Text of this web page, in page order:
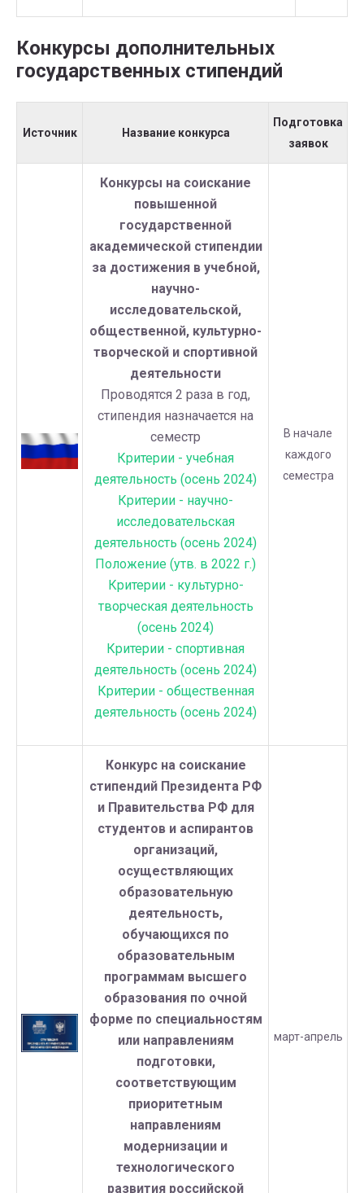
Конкурсы дополнительных
государственных стипендий
Источник Название конкурса
Подготовка
заявок
Конкурсы на соискание
повышенной
государственной
академической стипендии
за достижения в учебной,
научно-
исследовательской,
общественной, культурно-
творческой и спортивной
деятельности
Проводятся 2 раза в год,
стипендия назначается на
семестр
Критерии - учебная
деятельность (осень 2024)
Критерии - научно-
исследовательская
деятельность (осень 2024)
Положение (утв. в 2022 г.)
Критерии - культурно-
творческая деятельность
(осень 2024)
Критерии - спортивная
деятельность (осень 2024)
Критерии - общественная
деятельность (осень 2024)
В начале
каждого
семестра
Конкурс на соискание
стипендий Президента РФ
и Правительства РФ для
студентов и аспирантов
организаций,
осуществляющих
образовательную
деятельность,
обучающихся по
образовательным
программам высшего
образования по очной
форме по специальностям
или направлениям
подготовки,
соответствующим
приоритетным
направлениям
модернизации и
технологического
развития российской
март-апрель